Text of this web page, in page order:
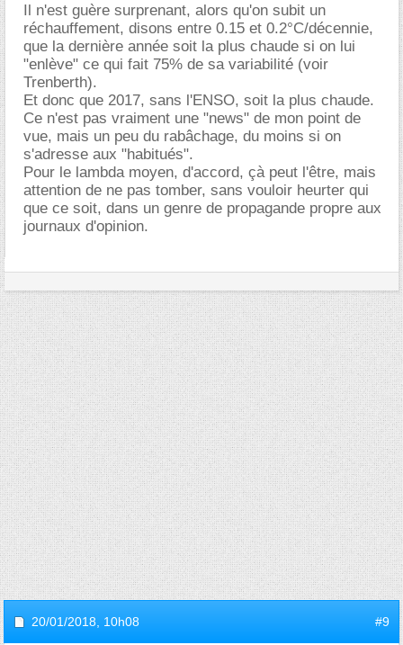
Il n'est guère surprenant, alors qu'on subit un
réchauffement, disons entre 0.15 et 0.2°C/décennie,
que la dernière année soit la plus chaude si on lui
"enlève" ce qui fait 75% de sa variabilité (voir
Trenberth).
Et donc que 2017, sans l'ENSO, soit la plus chaude.
Ce n'est pas vraiment une "news" de mon point de
vue, mais un peu du rabâchage, du moins si on
s'adresse aux "habitués".
Pour le lambda moyen, d'accord, çà peut l'être, mais
attention de ne pas tomber, sans vouloir heurter qui
que ce soit, dans un genre de propagande propre aux
journaux d'opinion.
20/01/2018, 10h08 #9